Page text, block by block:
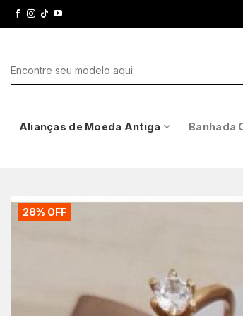
Skip
to
por:
Alianças de Moeda Antiga Banhada
28% OFF